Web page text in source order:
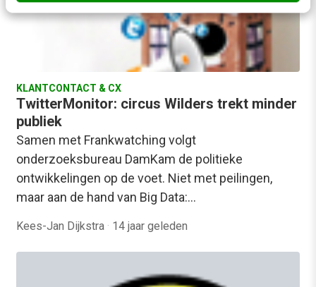
KLANTCONTACT & CX
TwitterMonitor: circus Wilders trekt minder
publiek
Samen met Frankwatching volgt
onderzoeksbureau DamKam de politieke
ontwikkelingen op de voet. Niet met peilingen,
maar aan de hand van Big Data:…
Kees-Jan Dijkstra · 14 jaar geleden